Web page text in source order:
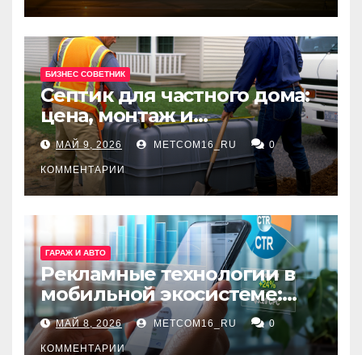
БИЗНЕС СОВЕТНИК
Септик для частного дома:
цена, монтаж и
организация автономной
канализации
МАЙ 9, 2026 METCOM16_RU 0
КОММЕНТАРИИ
ГАРАЖ И АВТО
Рекламные технологии в
мобильной экосистеме:
ключевые сервисы и
принципы работы
МАЙ 8, 2026 METCOM16_RU 0
КОММЕНТАРИИ